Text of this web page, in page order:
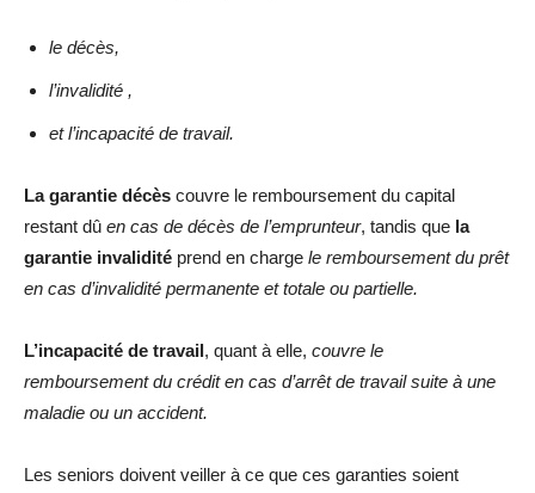
le décès,
l’invalidité ,
et l’incapacité de travail.
La garantie décès couvre le remboursement du capital
restant dû en cas de décès de l’emprunteur, tandis que la
garantie invalidité prend en charge le remboursement du prêt
en cas d’invalidité permanente et totale ou partielle.
L’incapacité de travail, quant à elle, couvre le
remboursement du crédit en cas d’arrêt de travail suite à une
maladie ou un accident.
Les seniors doivent veiller à ce que ces garanties soient